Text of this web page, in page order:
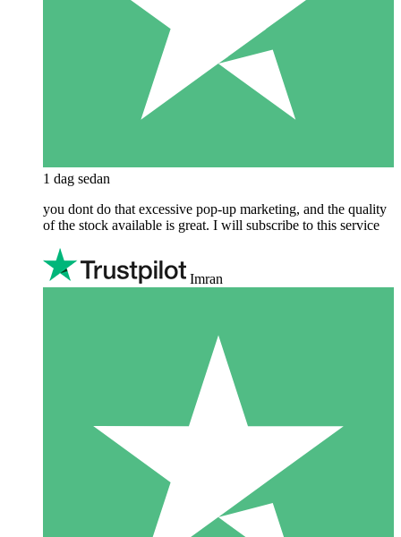
1 dag sedan
you dont do that excessive pop-up marketing, and the quality
of the stock available is great. I will subscribe to this service
Imran